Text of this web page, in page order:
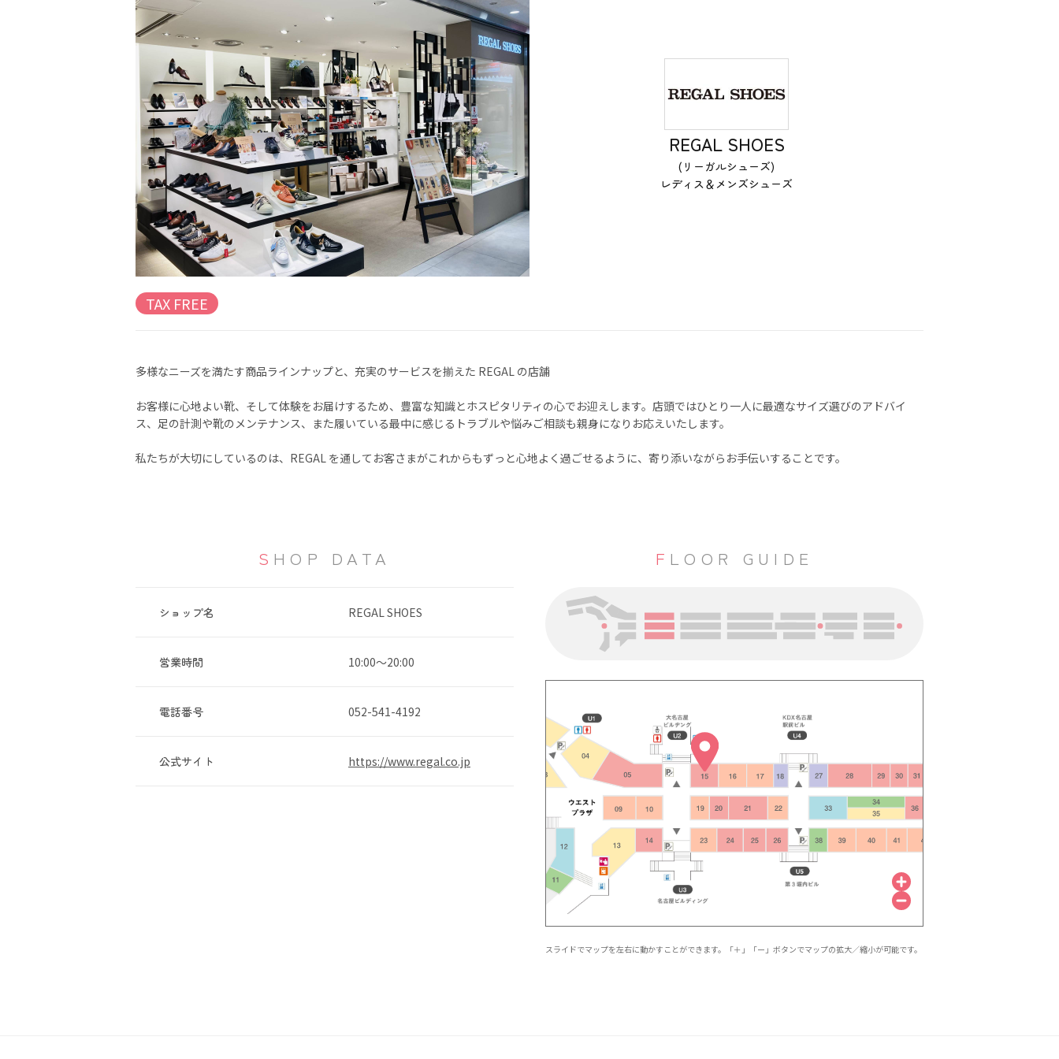
TAX FREE
REGAL SHOES
(リーガルシューズ)
レディス＆メンズシューズ
多様なニーズを満たす商品ラインナップと、充実のサービスを揃えた REGAL の店舗
お客様に心地よい靴、そして体験をお届けするため、豊富な知識とホスピタリティの心でお迎えします。店頭ではひとり一人に最適なサイズ選びのアドバイ
ス、足の計測や靴のメンテナンス、また履いている最中に感じるトラブルや悩みご相談も親身になりお応えいたします。
私たちが大切にしているのは、REGAL を通してお客さまがこれからもずっと心地よく過ごせるように、寄り添いながらお手伝いすることです。
SHOP DATA
ショップ名 REGAL SHOES
営業時間 10:00～20:00
電話番号 052-541-4192
公式サイト https://www.regal.co.jp
FLOOR GUIDE
スライドでマップを左右に動かすことができます。「＋」「ー」ボタンでマップの拡大／縮小が可能です。